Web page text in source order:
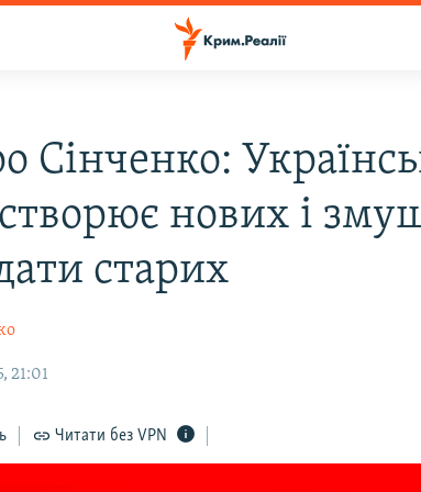
Сінченко:
нових і
старих
21:01
Читати без VPN